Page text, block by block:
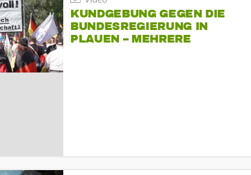
KUNDGEBUNG GEGEN DIE
BUNDESREGIERUNG IN
PLAUEN – MEHRERE